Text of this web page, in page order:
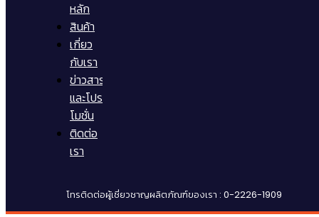
หลัก
สินค้า
เกี่ยว
กับเรา
ข่าวสาร
และโปร
โมชั่น
ติดต่อ
เรา
โทรติดต่อผู้เชี่ยวชาญผลิตภัณฑ์ของเรา : 0-2226-1909